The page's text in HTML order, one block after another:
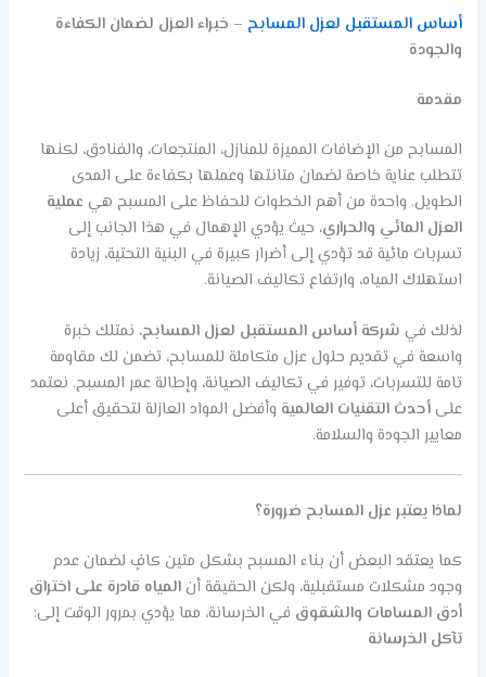
أساس المستقبل لعزل المسابح – خبراء العزل لضمان الكفاءة
والجودة
مقدمة
المسابح من الإضافات المميزة للمنازل، المنتجعات، والفنادق، لكنها
تتطلب عناية خاصة لضمان متانتها وعملها بكفاءة على المدى
الطويل. واحدة من أهم الخطوات للحفاظ على المسبح هي عملية
العزل المائي والحراري، حيث يؤدي الإهمال في هذا الجانب إلى
تسربات مائية قد تؤدي إلى أضرار كبيرة في البنية التحتية، زيادة
استهلاك المياه، وارتفاع تكاليف الصيانة.
لذلك في شركة أساس المستقبل لعزل المسابح، نمتلك خبرة
واسعة في تقديم حلول عزل متكاملة للمسابح، تضمن لك مقاومة
تامة للتسربات، توفير في تكاليف الصيانة، وإطالة عمر المسبح. نعتمد
علىأحدث التقنيات العالمية وأفضل المواد العازلة لتحقيق أعلى
معايير الجودة والسلامة.
لماذا يعتبر عزل المسابح ضرورة؟
كما يعتقد البعض أن بناء المسبح بشكل متين كافٍ لضمان عدم
وجود مشكلات مستقبلية، ولكن الحقيقة أنالمياه قادرة على اختراق
أدق المسامات والشقوق في الخرسانة، مما يؤدي بمرور الوقت إلى:
تآكل الخرسانة